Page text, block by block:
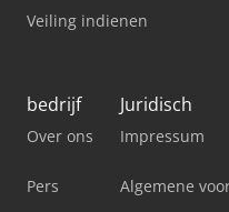
Veiling indienen
bedrijf
Over ons
Pers
Juridisch
Impressum
Algemene